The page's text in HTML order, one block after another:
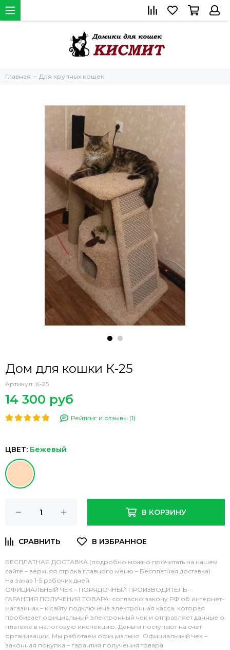
Главная Для крупных кошек
Дом для кошки К-25
Артикул: К-25
14 300 руб
Рейтинг и отзывы (1)
ЦВЕТ: Бежевый
В КОРЗИНУ
БЕСПЛАТНАЯ ДОСТАВКА (подробно можно прочитать на нашем
сайте – верхняя строка главного меню – Бесплатная доставка)
На заказ 1-5 рабочих дней.
ОФИЦИАЛЬНЫЙ ЧЕК – ПОРЯДОЧНЫЙ ПРОИЗВОДИТЕЛЬ –
ГАРАНТИЯ ПОЛУЧЕНИЯ ТОВАРА: согласно закону РФ об интернет-
магазинах – к сайту подключена электронная касса, которая
пробивает официальный электронный чек и отправляет данные о
платеже в налоговую инспекцию. Деньги поступают на счет
организации. Мы работаем официально. Официальный чек –
законная покупка – гарантия получения товара.